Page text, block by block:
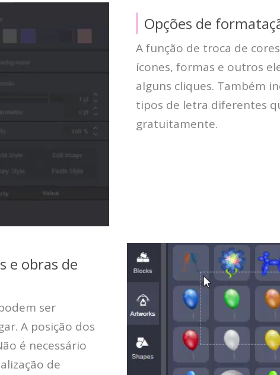
Opções de
A função de troca de
ícones, formas e outros
alguns cliques. Também
tipos de letra diferentes
gratuitamente.
e obras de
ser
A posição dos
é necessário
de